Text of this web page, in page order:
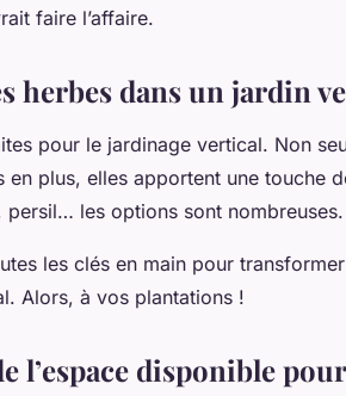
faire l’affaire.
herbes dans un jardin
pour le jardinage vertical. Non
en plus, elles apportent une touche
persil… les options sont nombreuses.
les clés en main pour
Alors, à vos plantations !
l’espace disponible